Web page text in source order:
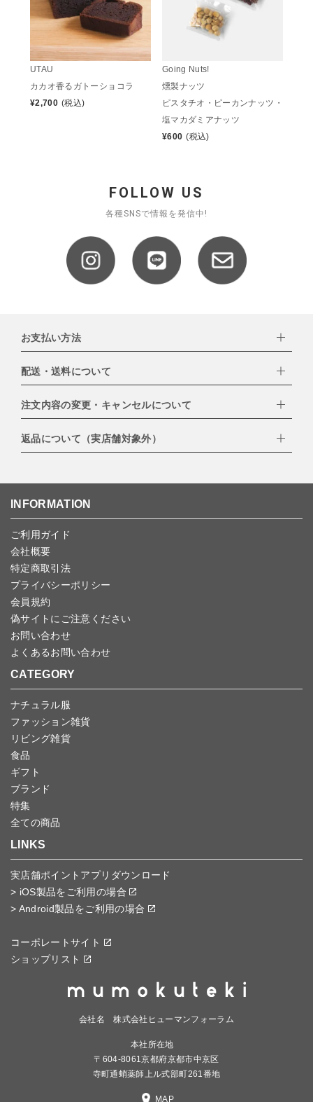
UTAU
カカオ香るガトーショコラ
¥2,700 (税込)
Going Nuts!
燻製ナッツ
ピスタチオ・ピーカンナッツ・
塩マカダミアナッツ
¥600 (税込)
FOLLOW US
各種SNSで情報を発信中!
お支払い方法
下記お支払い方法よりお選びいただけます。
・クレジットカード（VISA,mastercard,JCB,AMERICAN
EXPRESS,Diners Club）
・PayPay
・NP後払い
配送・送料について
配達業者：日本郵便
北海道：1,400円
沖縄：1,400円
注文内容の変更・キャンセルについて
ご注文日当日から翌日のAM9:00までにご連絡頂いた場合はキャン
セルは可能です。
ンセルしていただいた後、ご希望の商品のみ再度ご注文お願いしま
予約商品など一部キャンセルが出来ない場合がございます。あらか
じめご了承ください。
返品について（実店舗対象外）
こちらよりご依頼ください。
INFORMATION
ご利用ガイド
会社概要
特定商取引法
プライバシーポリシー
会員規約
偽サイトにご注意ください
お問い合わせ
よくあるお問い合わせ
CATEGORY
ナチュラル服
ファッション雑貨
リビング雑貨
食品
ギフト
ブランド
特集
全ての商品
LINKS
実店舗ポイントアプリダウンロード
> iOS製品をご利用の場合
> Android製品をご利用の場合
コーポレートサイト
ショップリスト
会社名 株式会社ヒューマンフォーラム
本社所在地
〒604-8061京都府京都市中京区
寺町通蛸薬師上ル式部町261番地
MAP